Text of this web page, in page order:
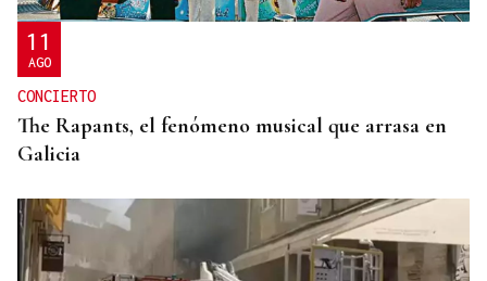
11
AGO
CONCIERTO
The Rapants, el fenómeno musical que arrasa en
Galicia